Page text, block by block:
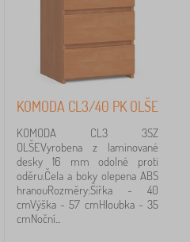
KOMODA CL3/40 PK OLŠE
KOMODA CL3 3SZ
OLŠEVyrobena z laminované
desky 16 mm odolné proti
oděru.Čela a boky olepena ABS
hranouRozměry:Šířka - 40
cmVýška - 57 cmHloubka - 35
cmNoční...